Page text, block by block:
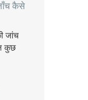
कैसे
जांच
कुछ